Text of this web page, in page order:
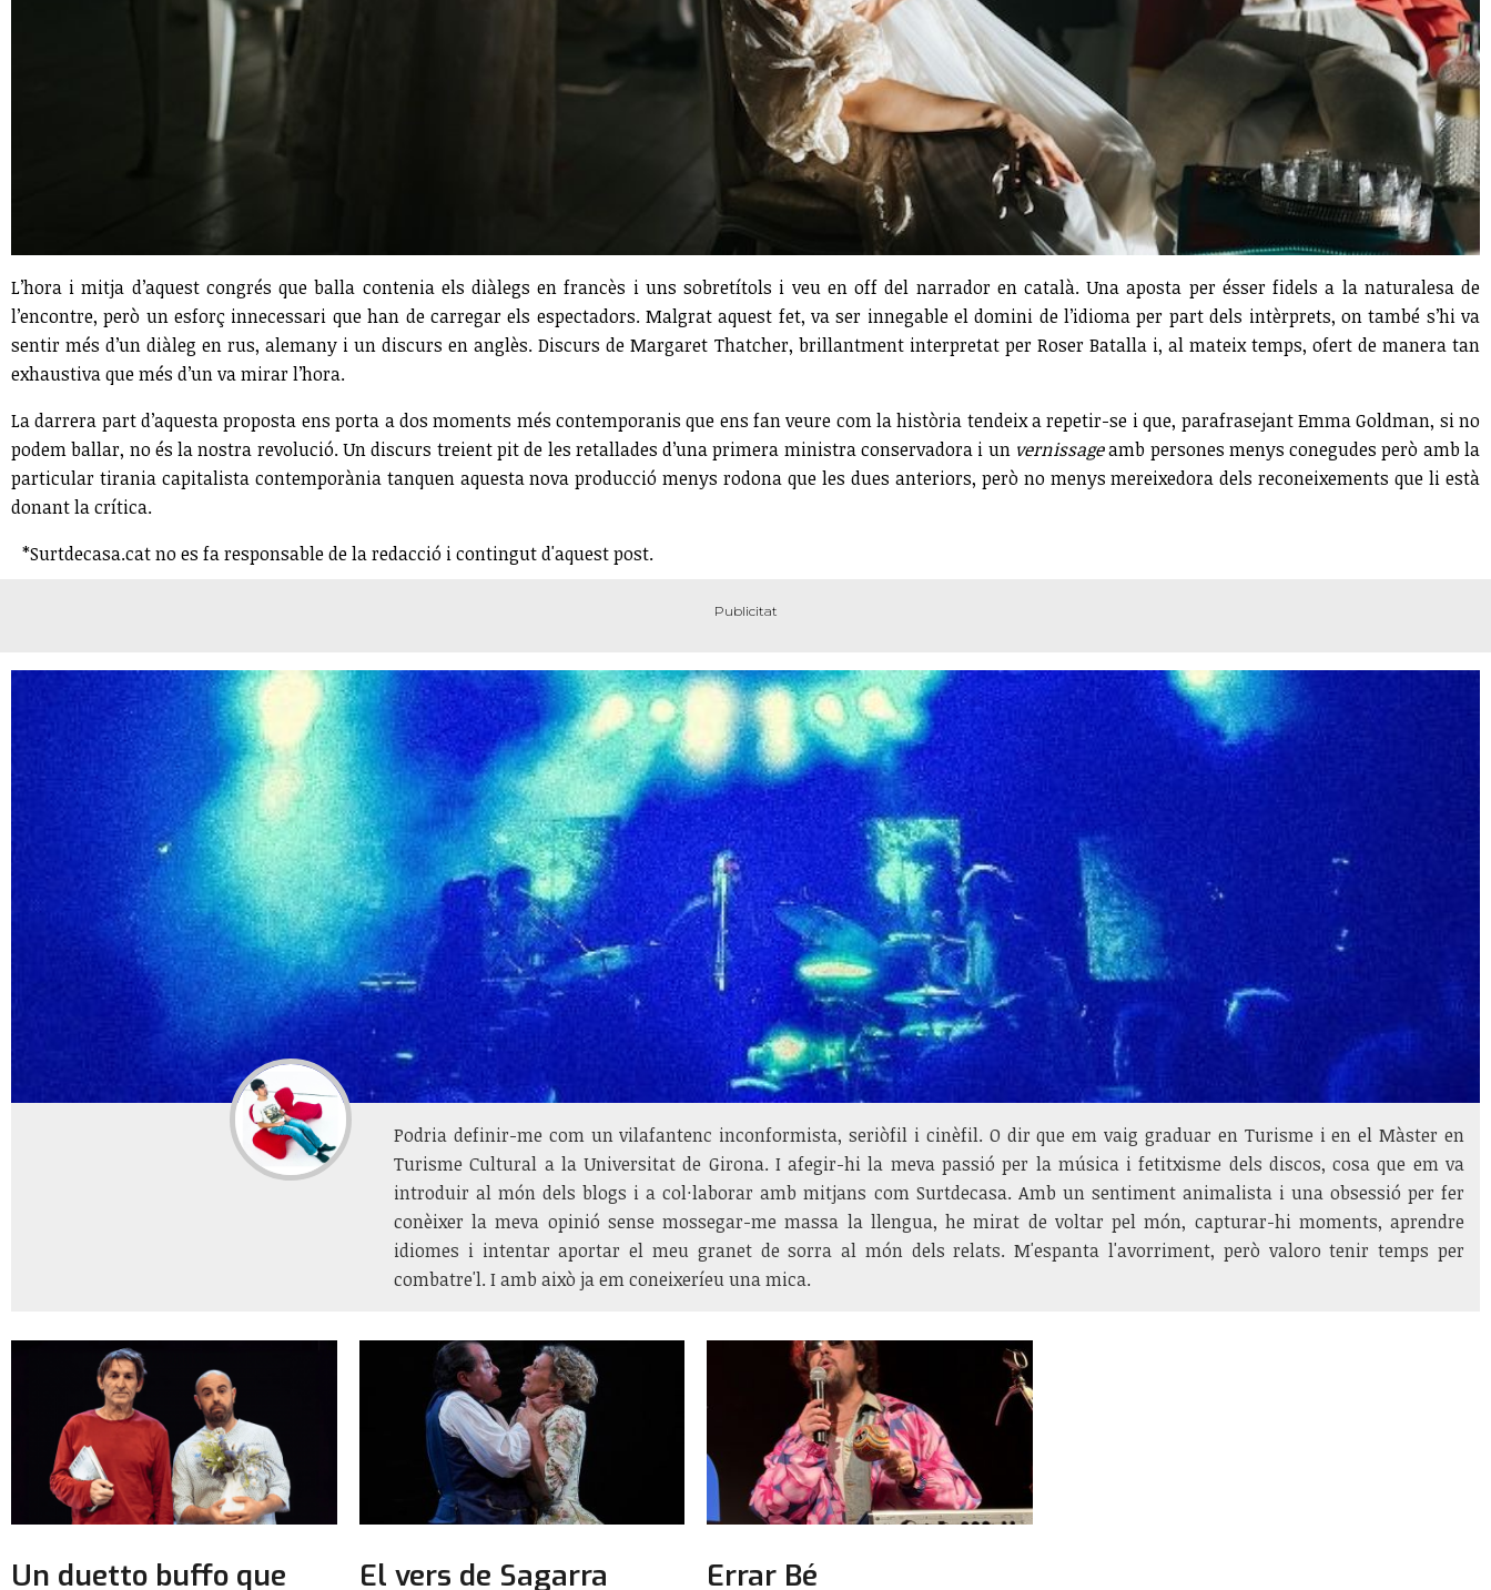
L’hora i mitja d’aquest congrés que balla contenia els diàlegs en francès i uns sobretítols i veu en off del narrador en català. Una aposta per ésser fidels a la naturalesa de
l’encontre, però un esforç innecessari que han de carregar els espectadors. Malgrat aquest fet, va ser innegable el domini de l’idioma per part dels intèrprets, on també s’hi va
sentir més d’un diàleg en rus, alemany i un discurs en anglès. Discurs de Margaret Thatcher, brillantment interpretat per Roser Batalla i, al mateix temps, ofert de manera tan
exhaustiva que més d’un va mirar l’hora.
La darrera part d’aquesta proposta ens porta a dos moments més contemporanis que ens fan veure com la història tendeix a repetir-se i que, parafrasejant Emma Goldman, si no
podem ballar, no és la nostra revolució. Un discurs treient pit de les retallades d’una primera ministra conservadora i un vernissageamb persones menys conegudes però amb la
particular tirania capitalista contemporània tanquen aquesta nova producció menys rodona que les dues anteriors, però no menys mereixedora dels reconeixements que li està
donant la crítica.
*Surtdecasa.cat no es fa responsable de la redacció i contingut d'aquest post.
Podria definir-me com un vilafantenc inconformista, seriòfil i cinèfil. O dir que em vaig graduar en Turisme i en el Màster en
Turisme Cultural a la Universitat de Girona. I afegir-hi la meva passió per la música i fetitxisme dels discos, cosa que em va
introduir al món dels blogs i a col·laborar amb mitjans com Surtdecasa. Amb un sentiment animalista i una obsessió per fer
conèixer la meva opinió sense mossegar-me massa la llengua, he mirat de voltar pel món, capturar-hi moments, aprendre
idiomes i intentar aportar el meu granet de sorra al món dels relats. M'espanta l'avorriment, però valoro tenir temps per
combatre'l. I amb això ja em coneixeríeu una mica.
Un duetto buffo que El vers de Sagarra Errar Bé